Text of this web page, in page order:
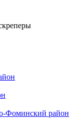
Фоминский район